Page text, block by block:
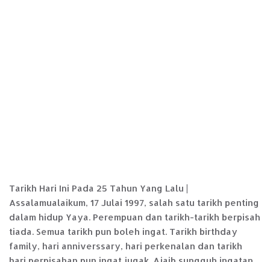
Tarikh Hari Ini Pada 25 Tahun Yang Lalu |
Assalamualaikum, 17 Julai 1997, salah satu tarikh penting
dalam hidup Yaya. Perempuan dan tarikh-tarikh berpisah
tiada. Semua tarikh pun boleh ingat. Tarikh birthday
family, hari anniverssary, hari perkenalan dan tarikh